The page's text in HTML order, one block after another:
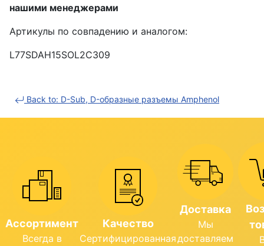
нашими менеджерами
Артикулы по совпадению и аналогом:
L77SDAH15SOL2C309
Back to: D-Sub, D-образные разъемы Amphenol
Ассортимент
Всегда в
Качество
Сертифицированная
Доставка
Мы
доставляем